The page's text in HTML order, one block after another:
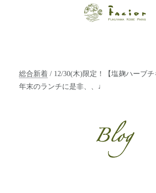
ン ファシオー
ルは、 内面から
ルでご提案しま
す。
総合新着 / 12/30(木)限定！【塩麹ハーブチ
年末のランチに是非、、♩